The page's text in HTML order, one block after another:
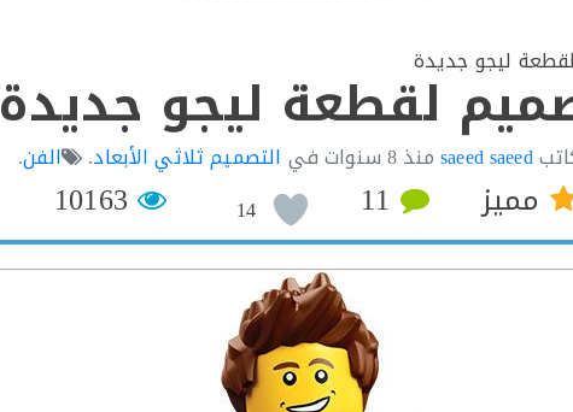
ليجو جديدةلقطعة ليجو جديدة
saeed saeedمنذ8 سنوات في التصميم ثلاثي الأبعاد. الفن.
مميز 11
14
10163